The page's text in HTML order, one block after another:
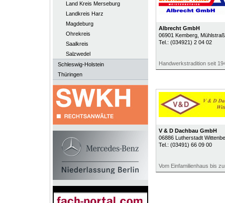
Land Kreis Merseburg
Landkreis Harz
Magdeburg
Ohrekreis
Saalkreis
Salzwedel
Schleswig-Holstein
Thüringen
Albrecht GmbH
06901 Kemberg,
Tel.: (034921) 2 04 02
Handwerkstradition seit
V & D Dachbau GmbH
06886 Lutherstadt
Tel.: (03491) 66 09 00
Vom Einfamilienhaus bis